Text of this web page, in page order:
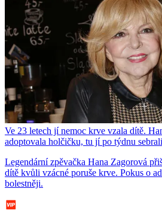
Ve 23 letech jí nemoc krve vzala dítě.
adoptovala holčičku, tu jí po týdnu sebrali
Legendární zpěvačka Hana Zagorová
dítě kvůli vzácné poruše krve. Pokus o
bolestněji.